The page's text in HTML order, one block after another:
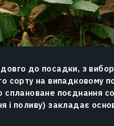
до посадки, з
на випадковому
поєднання
поливу) закладає